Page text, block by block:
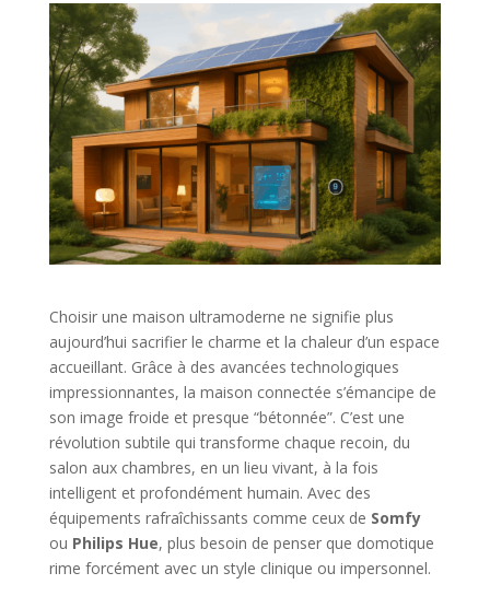
Choisir une maison ultramoderne ne signifie plus
aujourd’hui sacrifier le charme et la chaleur d’un espace
accueillant. Grâce à des avancées technologiques
impressionnantes, la maison connectée s’émancipe de
son image froide et presque “bétonnée”. C’est une
révolution subtile qui transforme chaque recoin, du
salon aux chambres, en un lieu vivant, à la fois
intelligent et profondément humain. Avec des
équipements rafraîchissants comme ceux de Somfy
ou Philips Hue, plus besoin de penser que domotique
rime forcément avec un style clinique ou impersonnel.